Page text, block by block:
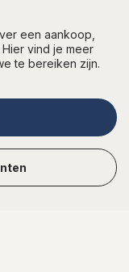
een aankoop,
vind je meer
te bereiken zijn.